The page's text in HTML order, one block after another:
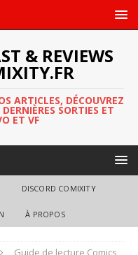
& REVIEWS
ARTICLES, DÉCOUVREZ
SORTIES ET
ET VF
DISCORD COMIXITY
À PROPOS
Guide de lecture Comics